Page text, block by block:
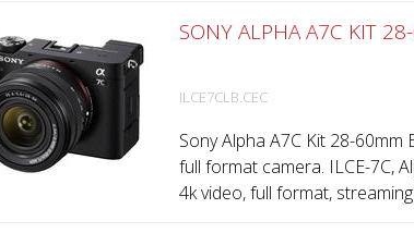
SONY ALPHA A7C KIT
ILCE7CLB.CEC
Sony Alpha A7C Kit 28-
full format camera. ILCE-7C,
4k video, full format,